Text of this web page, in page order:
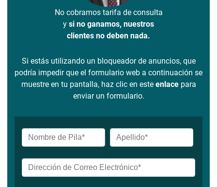
No cobramos tarifa de consulta
y si no ganamos, nuestros
clientes no deben nada.
Si estás utilizando un bloqueador de anuncios, que
podría impedir que el formulario web a continuación se
muestre en tu pantalla, haz clic en este enlacepara
enviar un formulario.